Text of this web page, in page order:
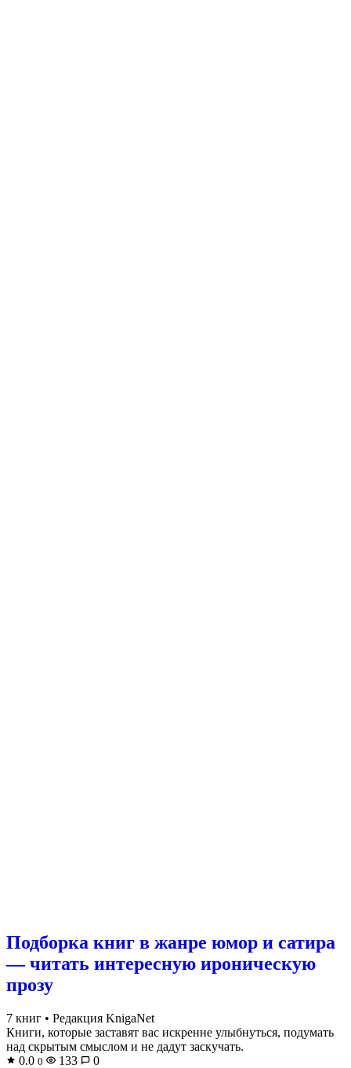
Подборка книг в жанре юмор и сатира
— читать интересную ироническую
прозу
7 книг • Редакция KnigaNet
Книги, которые заставят вас искренне улыбнуться, подумать
над скрытым смыслом и не дадут заскучать.
0.0 0 133 0